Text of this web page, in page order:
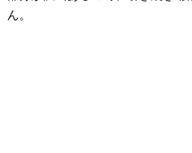
ん。